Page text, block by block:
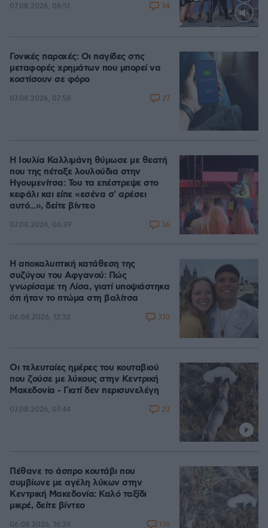
Loaded
07.08.2026, 06:51 34
Γονικές παροχές: Οι παγίδες στις
μεταφορές χρημάτων που μπορεί να
κοστίσουν σε φόρο
07.08.2026, 07:58 27
Η Ιουλία Καλλιμάνη θύμωσε με θεατή
που της πέταξε λουλούδια στην
Ηγουμενίτσα: Του τα επέστρεψε στο
κεφάλι και είπε «εσένα σ' αρέσει
αυτό...», δείτε βίντεο
07.08.2026, 06:39 36
Η αποκαλυπτική κατάθεση της
συζύγου του Αφγανού: Πώς
γνωρίσαμε τη Λίσα, γιατί υποψιάστηκα
ότι ήταν το πτώμα στη βαλίτσα
06.08.2026, 12:32 310
Οι τελευταίες ημέρες του κουταβιού
που ζούσε με λύκους στην Κεντρική
Μακεδονία - Γιατί δεν περισυνελέγη
07.08.2026, 07:44 23
Πέθανε το άσπρο κουτάβι που
συμβίωνε με αγέλη λύκων στην
Κεντρική Μακεδονία: Καλό ταξίδι
μικρέ, δείτε βίντεο
06.08.2026, 16:39 176